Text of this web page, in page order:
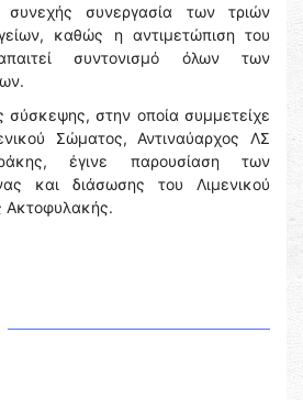
συνεχής συνεργασία των τριών
καθώς η αντιμετώπιση του
συντονισμό όλων των
σύσκεψης, στην οποία συμμετείχε
Σώματος, Αντιναύαρχος ΛΣ
έγινε παρουσίαση των
και διάσωσης του Λιμενικού
Ακτοφυλακής.